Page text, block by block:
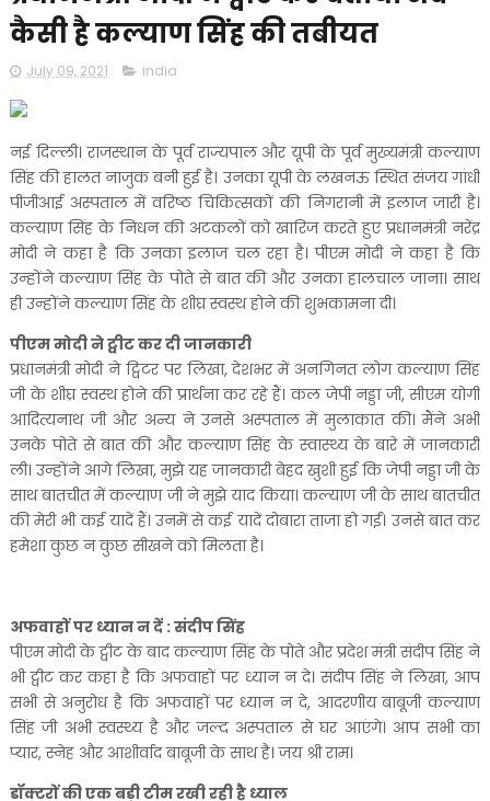
कैसी है कल्याण सिंह की तबीयत
July 09, 2021 india
नई दिल्ली। राजस्थान के पूर्व राज्यपाल और यूपी के पूर्व मुख्यमंत्री कल्याण
सिंह की हालत नाजुक बनी हुई है। उनका यूपी के लखनऊ स्थित संजय गांधी
पीजीआई अस्पताल में वरिष्ठ चिकित्सकों की निगरानी में इलाज जारी है।
कल्याण सिंह के निधन की अटकलों को खारिज करते हुए प्रधानमंत्री नरेंद्र
मोदी ने कहा है कि उनका इलाज चल रहा है। पीएम मोदी ने कहा है कि
उन्होंने कल्याण सिंह के पोते से बात की और उनका हालचाल जाना। साथ
ही उन्होंने कल्याण सिंह के शीघ्र स्वस्थ होने की शुभकामना दी।
पीएम मोदी ने ट्वीट कर दी जानकारी
प्रधानमंत्री मोदी ने ट्विटर पर लिखा, देशभर में अनगिनत लोग कल्याण सिंह
जी के शीघ्र स्वस्थ होने की प्रार्थना कर रहे हैं। कल जेपी नड्डा जी, सीएम योगी
आदित्यनाथ जी और अन्य ने उनसे अस्पताल में मुलाकात की। मैंने अभी
उनके पोते से बात की और कल्याण सिंह के स्वास्थ्य के बारे में जानकारी
ली। उन्होंने आगे लिखा, मुझे यह जानकारी बेहद खुशी हुई कि जेपी नड्डा जी के
साथ बातचीत में कल्याण जी ने मुझे याद किया। कल्याण जी के साथ बातचीत
की मेरी भी कई यादें हैं। उनमें से कई यादें दोबारा ताजा हो गईं। उनसे बात कर
हमेशा कुछ न कुछ सीखने को मिलता है।
अफवाहों पर ध्यान न दें : संदीप सिंह
पीएम मोदी के ट्वीट के बाद कल्याण सिंह के पोते और प्रदेश मंत्री संदीप सिंह ने
भी ट्वीट कर कहा है कि अफवाहों पर ध्यान न दे। संदीप सिंह ने लिखा, आप
सभी से अनुरोध है कि अफवाहों पर ध्यान न दे, आदरणीय बाबूजी कल्याण
सिंह जी अभी स्वस्थ्य है और जल्द अस्पताल से घर आएंगे। आप सभी का
प्यार, स्नेह और आशीर्वाद बाबूजी के साथ है। जय श्री राम।
डॉक्टरों की एक बड़ी टीम रखी रही है ध्याल